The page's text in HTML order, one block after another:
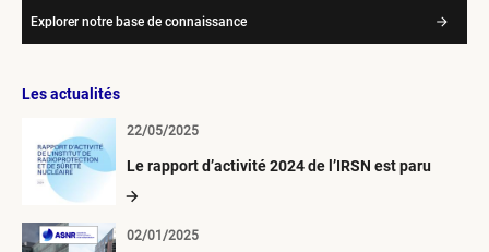
Explorer notre base de connaissance
Les actualités
Le rapport d’activité 2024 de l’IRSN est paru
22/05/2025
02/01/2025